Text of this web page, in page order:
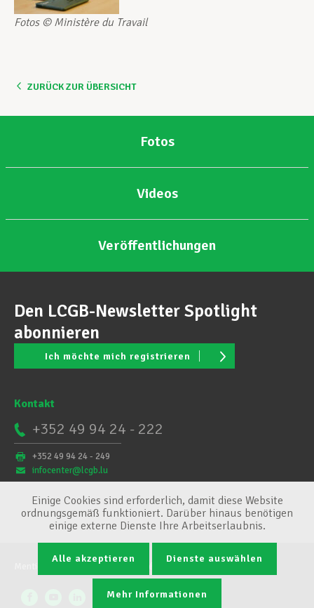
Fotos © Ministère du Travail
ZURÜCK ZUR ÜBERSICHT
Fotos
Videos
Veröffentlichungen
Den LCGB-Newsletter Spotlight
abonnieren
Ich möchte mich registrieren
Kontakt
+352 49 94 24 - 222
+352 49 94 24 - 249
infocenter@lcgb.lu
Conditions générales
Einige Cookies sind erforderlich, damit diese Website
ordnungsgemäß funktioniert. Darüber hinaus benötigen
einige externe Dienste Ihre Arbeitserlaubnis.
Alle akzeptieren Dienste auswählen
Mehr Informationen